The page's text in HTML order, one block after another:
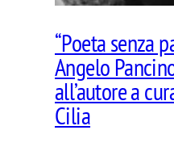
“Poeta senza
Angelo
all’autore a
Cilia